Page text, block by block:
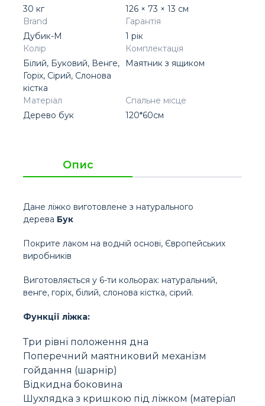
30 кг
126 × 73 × 13 см
Brand
Дубик-М
Гарантія
1 рік
Колір
Білий, Буковий, Венге,
Горіх, Сірий, Слонова
кістка
Комплектація
Маятник з ящиком
Матеріал
Дерево бук
Спальне місце
120*60см
Опис
Дане ліжко виготовлене з натурального
дерева Бук
Покрите лаком на водній основі, Європейських
виробників
Виготовляється у 6-ти кольорах: натуральний,
венге, горіх, білий, слонова кістка, сірий.
Функції ліжка:
Три рівні положення дна
Поперечний маятниковий механізм
гойдання (шарнір)
Відкидна боковина
Шухлядка з кришкою під ліжком (матеріал